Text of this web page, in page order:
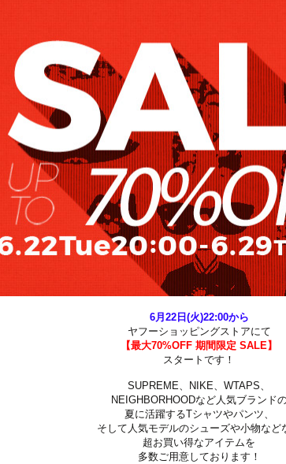
6月22日(火)22:00から
ヤフーショッピングストアにて
【最大70%OFF 期間限定 SALE】
スタートです！
SUPREME、NIKE、WTAPS、
NEIGHBORHOODなど人気ブランド
夏に活躍するTシャツやパンツ、
そして人気モデルのシューズや小物など
超お買い得なアイテムを
多数ご用意しております！